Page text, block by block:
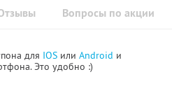
Вопросы по акции
для IOS или Android и
Это удобно :)